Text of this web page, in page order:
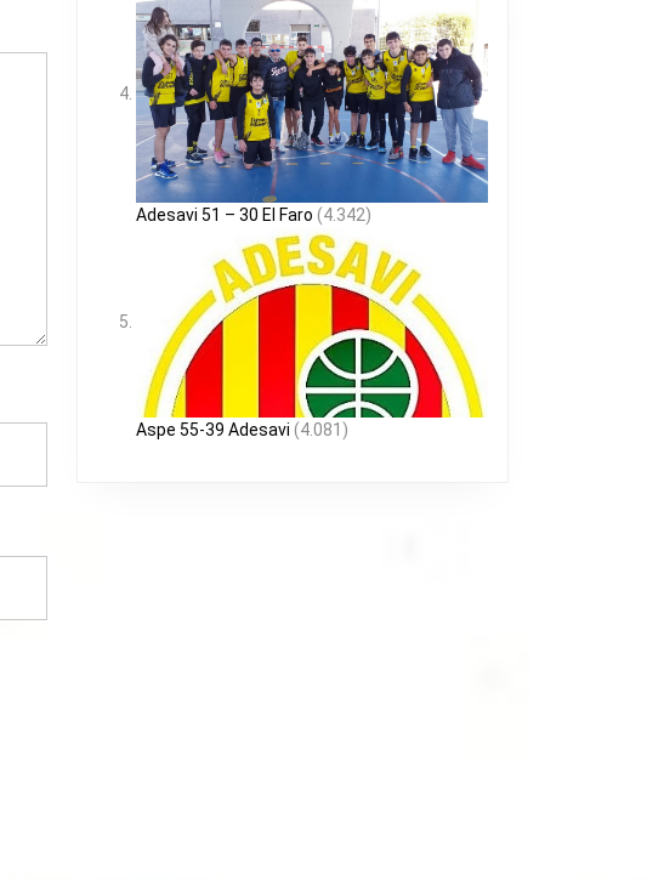
Adesavi 51 – 30 El Faro (4.342)
Aspe 55-39 Adesavi (4.081)